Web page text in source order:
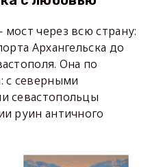
через всю страну:
Архангельска до
Она по
с северными
севастопольцы
руин античного